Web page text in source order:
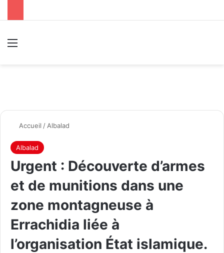
Accueil / Albalad
Albalad
Urgent : Découverte d’armes
et de munitions dans une
zone montagneuse à
Errachidia liée à
l’organisation État islamique.